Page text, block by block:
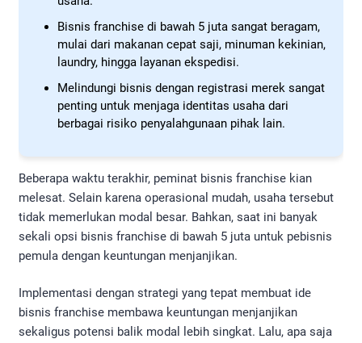
Bisnis franchise di bawah 5 juta sangat beragam,
mulai dari makanan cepat saji, minuman kekinian,
laundry, hingga layanan ekspedisi.
Melindungi bisnis dengan registrasi merek sangat
penting untuk menjaga identitas usaha dari
berbagai risiko penyalahgunaan pihak lain.
Beberapa waktu terakhir, peminat bisnis franchise kian
melesat. Selain karena operasional mudah, usaha tersebut
tidak memerlukan modal besar. Bahkan, saat ini banyak
sekali opsi bisnis franchise di bawah 5 juta untuk pebisnis
pemula dengan keuntungan menjanjikan.
Implementasi dengan strategi yang tepat membuat ide
bisnis franchise membawa keuntungan menjanjikan
sekaligus potensi balik modal lebih singkat. Lalu, apa saja